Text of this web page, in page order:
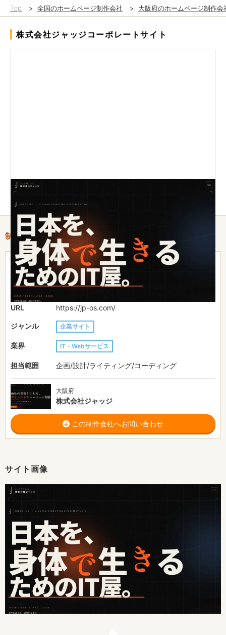
Top > 全国のホームページ制作会社 > 大阪府のホームページ制作会
株式会社ジャッジコーポレートサイト
インパクトがあって、動きのあるTOPページしました。
サイト画像
制作情報
費用目安 31〜50万円
制作期間 約1ヶ月
URL https://jp-os.com/
ジャンル 企業サイト
業界 IT・Webサービス
担当範囲 企画/設計/ライティング/コーディング
大阪府
株式会社ジャッジ
この制作会社へお問い合わせ